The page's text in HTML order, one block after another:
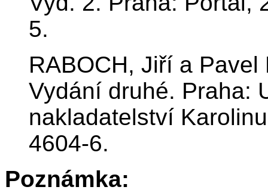
5.
RABOCH, Jiří a Pavel
Vydání druhé. Praha:
nakladatelství
4604-6.
Poznámka: